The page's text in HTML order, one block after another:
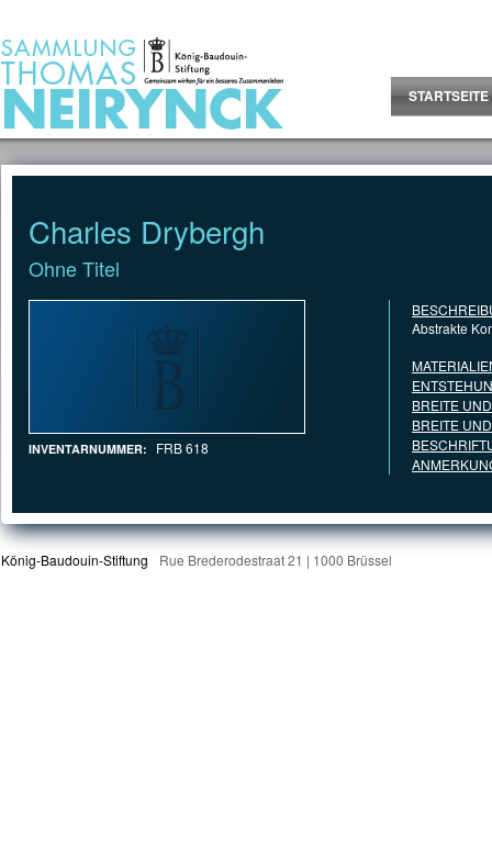
STARTSEITE
Charles Drybergh
Ohne Titel
INVENTARNUMMER: FRB 618
Abstrakte
BREITE
BREITE
König-Baudouin-Stiftung Rue Brederodestraat 21 | 1000 Brüssel